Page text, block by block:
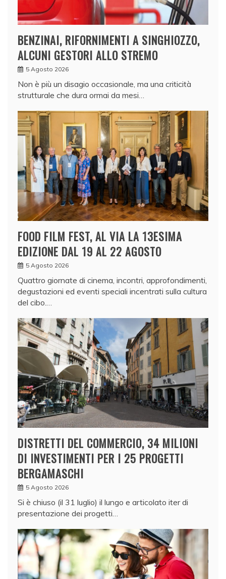
BENZINAI, RIFORNIMENTI A SINGHIOZZO,
ALCUNI GESTORI ALLO STREMO
5 Agosto 2026
Non è più un disagio occasionale, ma una criticità
strutturale che dura ormai da mesi…
FOOD FILM FEST, AL VIA LA 13ESIMA
EDIZIONE DAL 19 AL 22 AGOSTO
5 Agosto 2026
Quattro giornate di cinema, incontri, approfondimenti,
degustazioni ed eventi speciali incentrati sulla cultura
del cibo.…
DISTRETTI DEL COMMERCIO, 34 MILIONI
DI INVESTIMENTI PER I 25 PROGETTI
BERGAMASCHI
5 Agosto 2026
Si è chiuso (il 31 luglio) il lungo e articolato iter di
presentazione dei progetti…